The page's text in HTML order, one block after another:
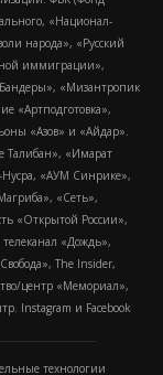
«Национал-
народа», «Русский
иммиграции»,
«Мизантропик
«Артподготовка»,
«Азов» и «Айдар».
Талибан», «Имарат
Нусра, «АУМ Синрике»,
«Сеть»,
«Открытой России»,
«Дождь»,
The Insider,
центр «Мемориал»,
Instagram и Facebook
технологии